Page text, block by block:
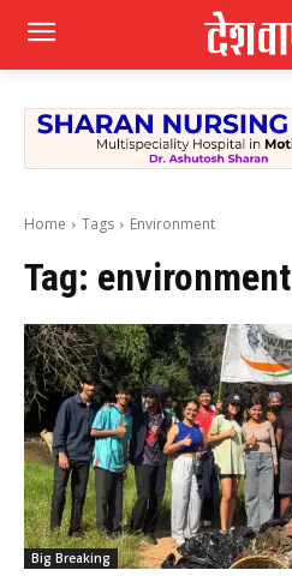
Home Tags Environment
Tag: environment
Big Breaking